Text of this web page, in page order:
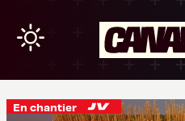
En chantier